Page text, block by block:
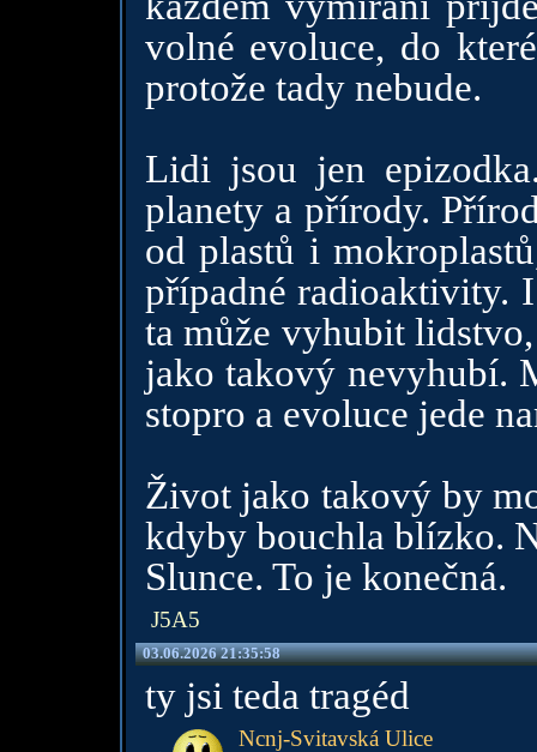
volné evoluce, do
protože tady nebude.
Lidi jsou jen
planety a přírody.
od plastů i
případné radioaktivity.
ta může vyhubit
jako takový nevyhubí.
stopro a evoluce jede
Život jako takový by
kdyby bouchla blízko.
Slunce. To je konečná.
J5A5
03.06.2026 21:35:58
ty jsi teda tragéd
Ncnj-Svitavská Ulice